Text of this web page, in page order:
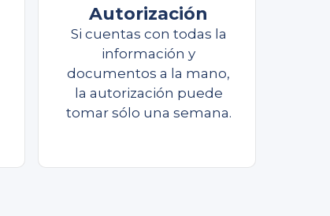
Autorización
Si cuentas con todas la
información y
documentos a la mano,
la autorización puede
tomar sólo una semana.